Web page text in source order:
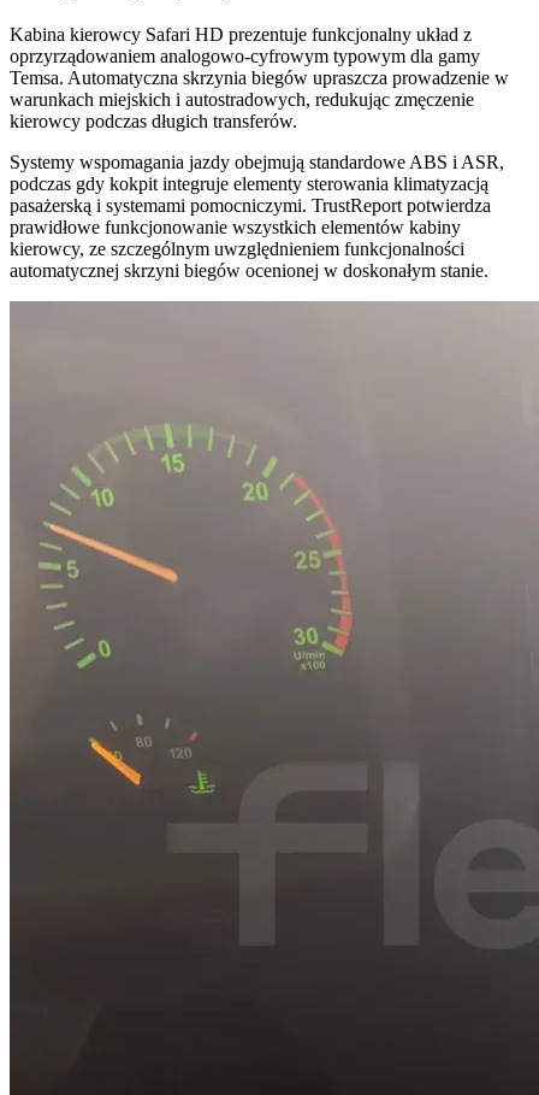
Kabina kierowcy Safari HD prezentuje funkcjonalny układ z
oprzyrządowaniem analogowo-cyfrowym typowym dla gamy
Temsa. Automatyczna skrzynia biegów upraszcza prowadzenie w
warunkach miejskich i autostradowych, redukując zmęczenie
kierowcy podczas długich transferów.
Systemy wspomagania jazdy obejmują standardowe ABS i ASR,
podczas gdy kokpit integruje elementy sterowania klimatyzacją
pasażerską i systemami pomocniczymi. TrustReport potwierdza
prawidłowe funkcjonowanie wszystkich elementów kabiny
kierowcy, ze szczególnym uwzględnieniem funkcjonalności
automatycznej skrzyni biegów ocenionej w doskonałym stanie.